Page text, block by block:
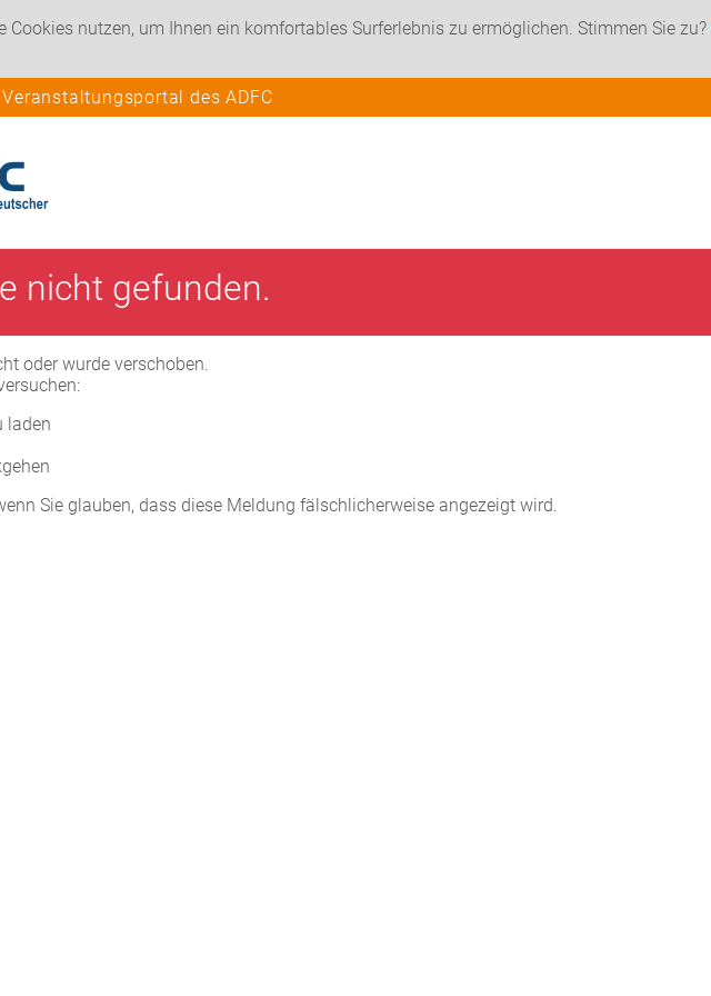
Cookies nutzen, um Ihnen ein komfortables Surferlebnis zu ermöglichen. Stimmen Sie zu?
des ADFC
nicht gefunden.
oder wurde verschoben.
laden
Sie glauben, dass diese Meldung fälschlicherweise angezeigt wird.